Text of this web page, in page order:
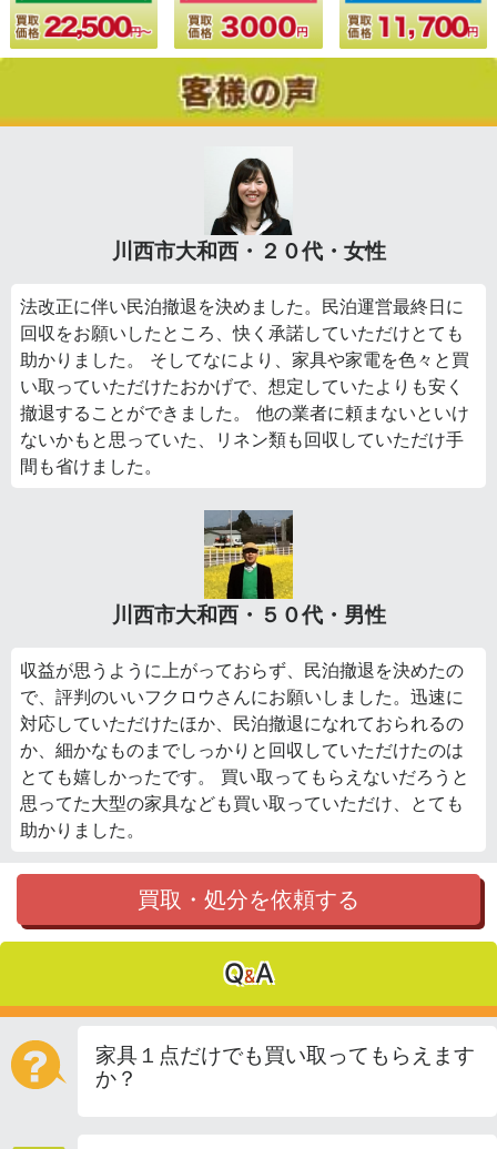
川西市大和西・２０代・女性
法改正に伴い民泊撤退を決めました。民泊運営最終日に
回収をお願いしたところ、快く承諾していただけとても
助かりました。 そしてなにより、家具や家電を色々と買
い取っていただけたおかげで、想定していたよりも安く
撤退することができました。 他の業者に頼まないといけ
ないかもと思っていた、リネン類も回収していただけ手
間も省けました。
川西市大和西・５０代・男性
収益が思うように上がっておらず、民泊撤退を決めたの
で、評判のいいフクロウさんにお願いしました。迅速に
対応していただけたほか、民泊撤退になれておられるの
か、細かなものまでしっかりと回収していただけたのは
とても嬉しかったです。 買い取ってもらえないだろうと
思ってた大型の家具なども買い取っていただけ、とても
助かりました。
買取・処分を依頼する
Q&A
家具１点だけでも買い取ってもらえます
か？